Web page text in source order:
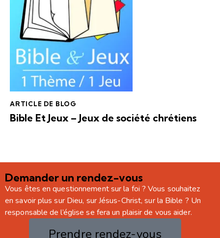
ARTICLE DE BLOG
Bible Et Jeux – Jeux de société chrétiens
Demander un rendez-vous
Vous êtes en questionnement sur la foi ? Vous souhaitez
en savoir plus sur Dieu, sur Jésus-Christ, sur la Bible ? Un
responsable de l’église se fera un plaisir de vous aider.
Prendre rendez-vous